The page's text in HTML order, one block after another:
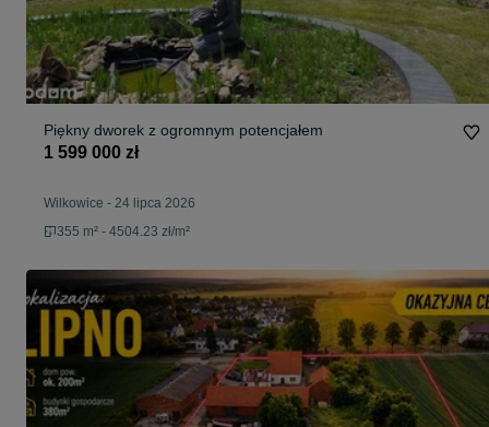
Piękny dworek z ogromnym potencjałem
1 599 000 zł
Wilkowice - 24 lipca 2026
355 m² - 4504.23 zł/m²